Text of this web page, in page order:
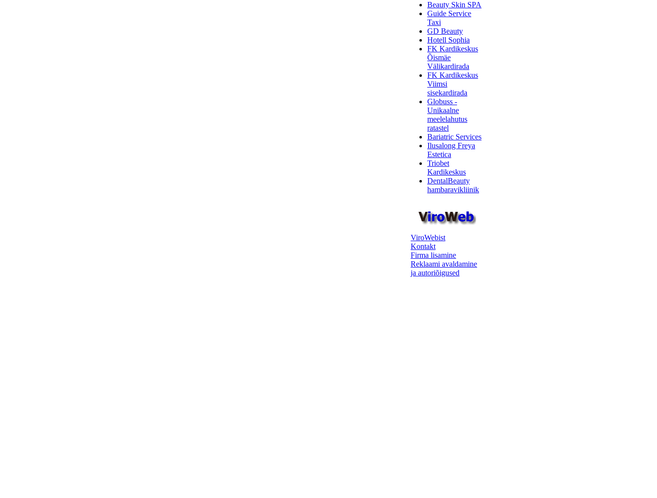
Beauty Skin SPA
Guide Service
Taxi
GD Beauty
Hotell Sophia
FK Kardikeskus
Õismäe
Välikardirada
FK Kardikeskus
Viimsi
sisekardirada
Globuss -
Unikaalne
meelelahutus
ratastel
Bariatric Services
Ilusalong Freya
Estetica
Triobet
Kardikeskus
DentalBeauty
hambaravikliinik
ViroWebist
Kontakt
Firma lisamine
Reklaami avaldamine
ja autoriõigused